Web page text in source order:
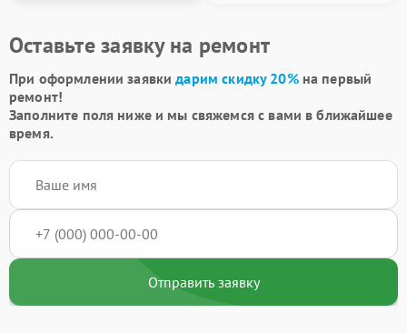
Оставьте заявку на ремонт
При оформлении заявкидарим скидку 20%на первый
ремонт!
Заполните поля ниже и мы свяжемся с вами в ближайшее
время.
Отправить заявку